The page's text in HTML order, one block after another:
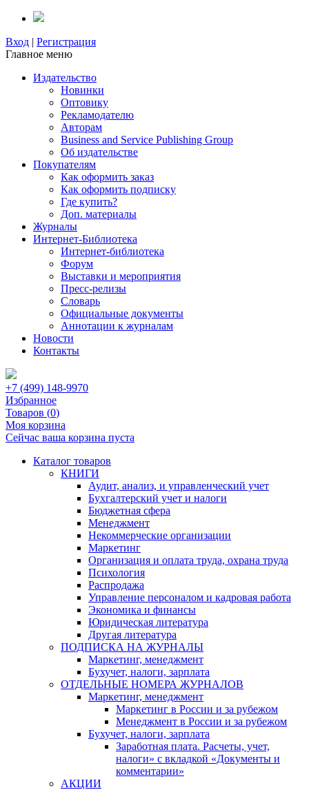
Вход | Регистрация
Главное меню
Издательство
Новинки
Оптовику
Рекламодателю
Авторам
Business and Service Publishing Group
Об издательстве
Покупателям
Как оформить заказ
Как оформить подписку
Где купить?
Доп. материалы
Журналы
Интернет-Библиотека
Интернет-библиотека
Форум
Выставки и мероприятия
Пресс-релизы
Словарь
Официальные документы
Аннотации к журналам
Новости
Контакты
+7 (499) 148-9970
Избранное
Товаров (0)
Моя корзина
Сейчас ваша корзина пуста
Каталог товаров
КНИГИ
Аудит, анализ, и управленческий учет
Бухгалтерский учет и налоги
Бюджетная сфера
Менеджмент
Некоммерческие организации
Маркетинг
Организация и оплата труда, охрана труда
Психология
Распродажа
Управление персоналом и кадровая работа
Экономика и финансы
Юридическая литература
Другая литература
ПОДПИСКА НА ЖУРНАЛЫ
Маркетинг, менеджмент
Бухучет, налоги, зарплата
ОТДЕЛЬНЫЕ НОМЕРА ЖУРНАЛОВ
Маркетинг, менеджмент
Маркетинг в России и за рубежом
Менеджмент в России и за рубежом
Бухучет, налоги, зарплата
Заработная плата. Расчеты, учет,
налоги» с вкладкой «Документы и
комментарии»
АКЦИИ